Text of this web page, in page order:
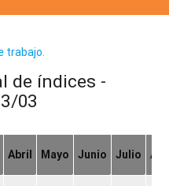
trabajo.
de índices -
03
Abril Mayo Junio Julio